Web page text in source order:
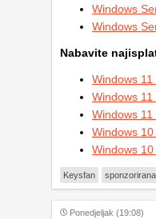
Windows
Windows
Nabavite
Windows
Windows
Windows
Windows
Windows
Keysfan
Ponedjeljak (19:08)